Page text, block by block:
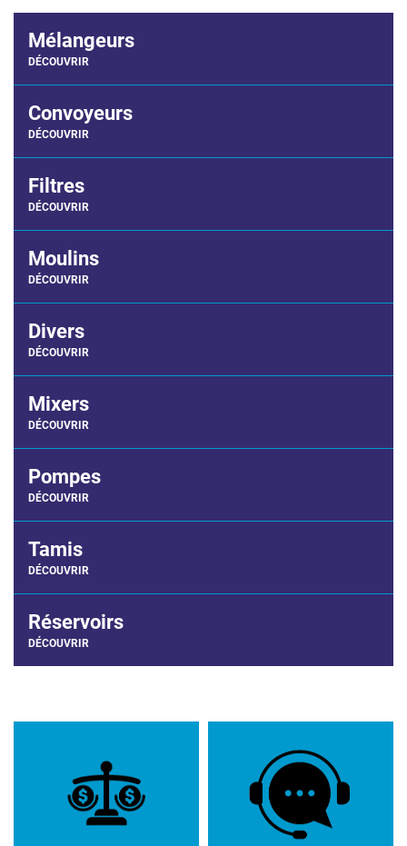
Mélangeurs
DÉCOUVRIR
Convoyeurs
DÉCOUVRIR
Filtres
DÉCOUVRIR
Moulins
DÉCOUVRIR
Divers
DÉCOUVRIR
Mixers
DÉCOUVRIR
Pompes
DÉCOUVRIR
Tamis
DÉCOUVRIR
Réservoirs
DÉCOUVRIR